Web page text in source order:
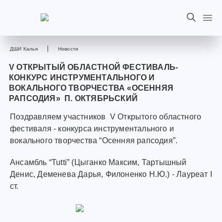
ДШИ Калья Новости
V ОТКРЫТЫЙ ОБЛАСТНОЙ ФЕСТИВАЛЬ-
КОНКУРС ИНСТРУМЕНТАЛЬНОГО И
ВОКАЛЬНОГО ТВОРЧЕСТВА «ОСЕННЯЯ
РАПСОДИЯ» П. ОКТЯБРЬСКИЙ
Поздравляем участников V Открытого областного
фестиваля - конкурса инструментального и
вокального творчества “Осенняя рапсодия”.
Ансамбль “Tutti” (Цыганко Максим, Тартышный
Денис, Деменева Дарья, Филоненко Н.Ю.) - Лауреат I
ст.